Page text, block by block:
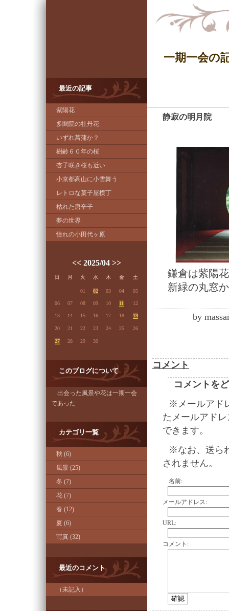
一期一会の
最近の記事
紫陽花
多聞院の牡丹花
いずれ菖蒲か？
樹齢６０年の桜
杏子咲き桜も近い
小京都高山に小雪舞う
レトロな菓子屋横丁
枯れた唐辛子
夢の世界
憧れの小田代ヶ原
<< 2025/04 >>
日 月 火 水 木 金 土
01 02 03 04 05
06 07 08 09 10 11 12
13 14 15 16 17 18 19
20 21 22 23 24 25 26
27 28 29 30
このブログについて
出会った風景や花は一期一会
であった
カテゴリ一覧
秋 (6)
風景 (25)
冬 (7)
花 (7)
春 (12)
夏 (6)
写真 (32)
最近のコメント
（未記入）
静寂の明月院―
鎌倉は紫陽
新緑の丸窓
by
コメント
コメントを
※メールアド
たメールアド
できます。
※なお、送ら
されません。
名前:
メールアドレス:
URL:
コメント: